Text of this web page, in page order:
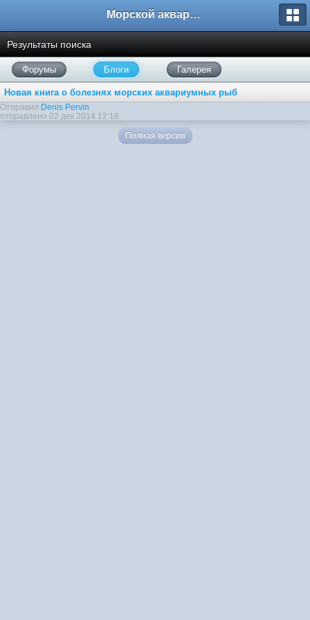
Морской аквариум. Форумы ReefCentral.ru
Результаты поиска
Форумы Блоги Галерея
Новая книга о болезнях морских аквариумных рыб
Отправил Denis Pervin
отправлено 02 дек 2014 12:16
Полная версия